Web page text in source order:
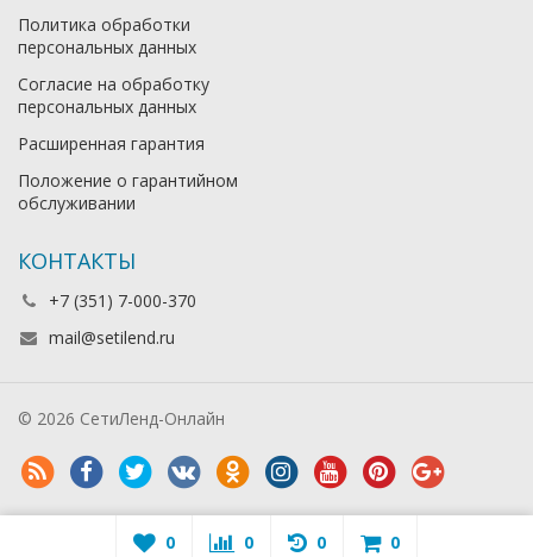
Политика обработки
персональных данных
Согласие на обработку
персональных данных
Расширенная гарантия
Положение о гарантийном
обслуживании
КОНТАКТЫ
+7 (351) 7-000-370
mail@setilend.ru
© 2026 СетиЛенд-Онлайн
0 0 0 0